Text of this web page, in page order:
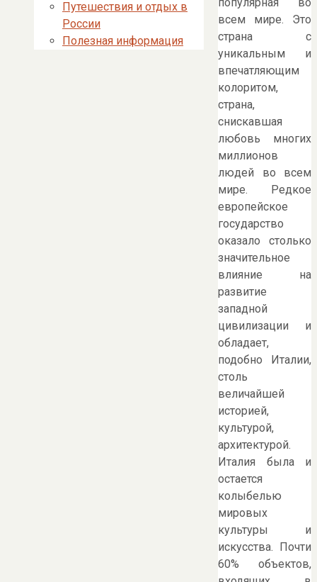
всем мире. Это
страна с
уникальным и
впечатляющим
колоритом,
страна,
снискавшая
любовь многих
миллионов
людей во всем
мире. Редкое
европейское
государство
оказало столько
значительное
влияние на
развитие
западной
цивилизации и
обладает,
подобно Италии,
столь
величайшей
историей,
культурой,
архитектурой.
Италия была и
остается
колыбелью
мировых
культуры и
искусства. Почти
60% объектов,
Путешествия и отдых в
России
Полезная информация